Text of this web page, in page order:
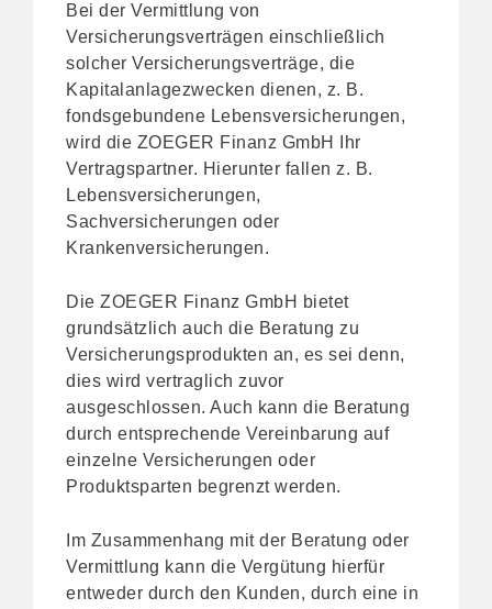
Bei der Vermittlung von
Versicherungsverträgen einschließlich
solcher Versicherungsverträge, die
Kapitalanlagezwecken dienen, z. B.
fondsgebundene Lebensversicherungen,
wird die ZOEGER Finanz GmbH Ihr
Vertragspartner. Hierunter fallen z. B.
Lebensversicherungen,
Sachversicherungen oder
Krankenversicherungen.
Die ZOEGER Finanz GmbH bietet
grundsätzlich auch die Beratung zu
Versicherungsprodukten an, es sei denn,
dies wird vertraglich zuvor
ausgeschlossen. Auch kann die Beratung
durch entsprechende Vereinbarung auf
einzelne Versicherungen oder
Produktsparten begrenzt werden.
Im Zusammenhang mit der Beratung oder
Vermittlung kann die Vergütung hierfür
entweder durch den Kunden, durch eine in